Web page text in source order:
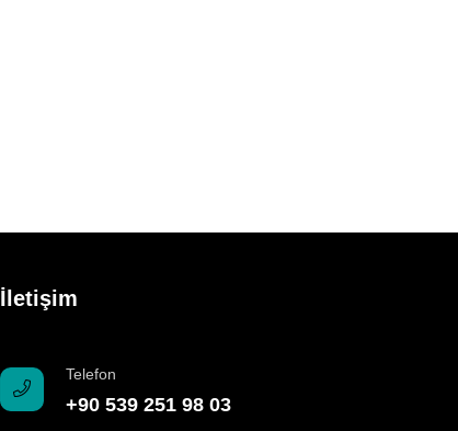
İletişim
Telefon
+90 539 251 98 03